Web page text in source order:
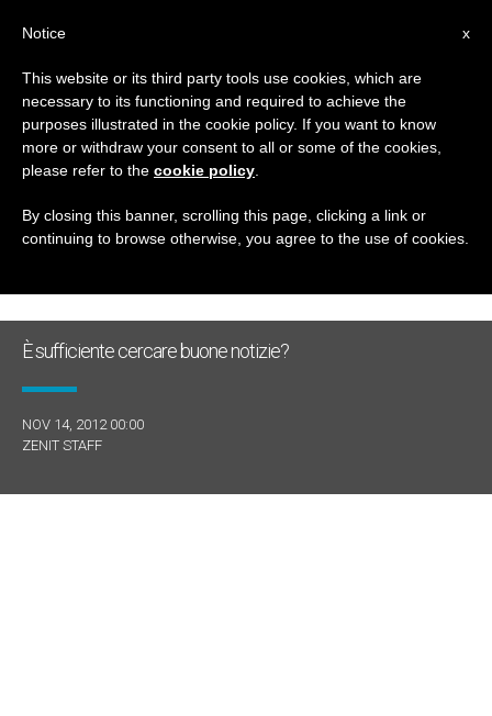
GIORNO
Novembre 14th, 2012
ULTIME NOTIZIE
È sufficiente cercare buone notizie?
NOV 14, 2012 00:00
ZENIT STAFF
x
Notice
This website or its third party tools use cookies, which are
necessary to its functioning and required to achieve the
purposes illustrated in the cookie policy. If you want to know
more or withdraw your consent to all or some of the cookies,
please refer to the cookie policy
By closing this banner, scrolling this page, clicking a link or
continuing to browse otherwise, you agree to the use of cookies.